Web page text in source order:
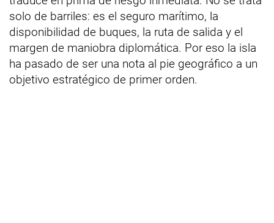
solo de barriles: es el seguro marítimo, la
disponibilidad de buques, la ruta de salida y el
margen de maniobra diplomática. Por eso la isla
ha pasado de ser una nota al pie geográfico a un
objetivo estratégico de primer orden.